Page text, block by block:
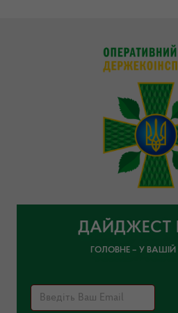
ДАЙДЖЕСТ
ГОЛОВНЕ – У ВАШІЙ